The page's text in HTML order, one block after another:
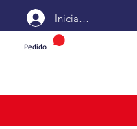
Pedido
Iniciar sesión